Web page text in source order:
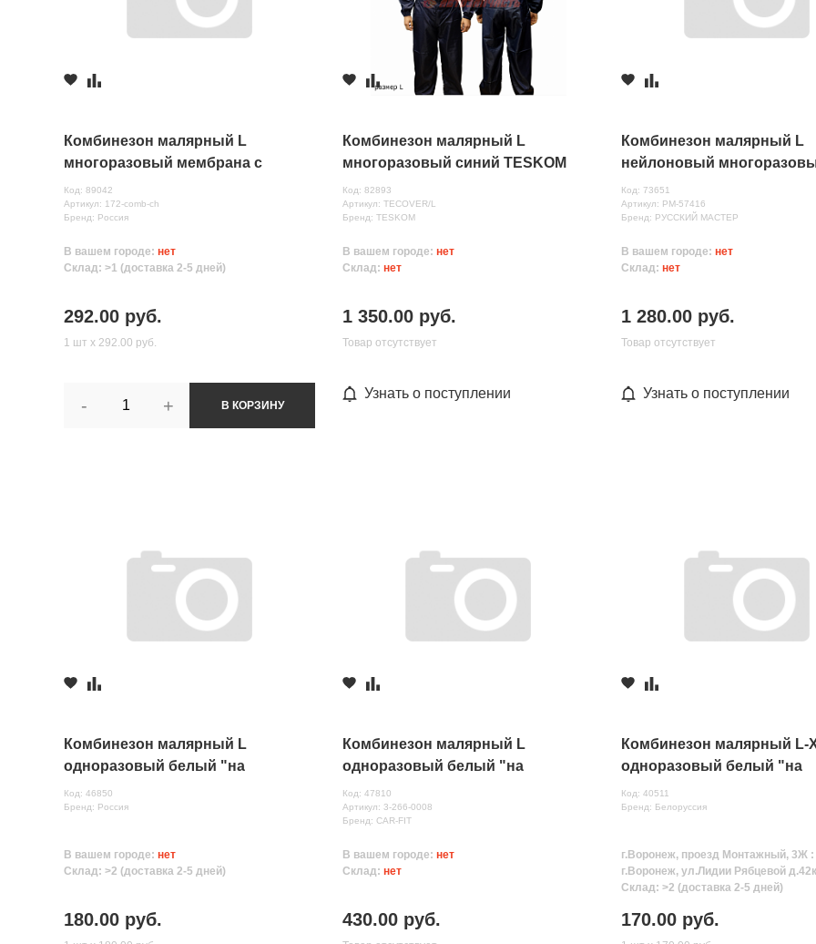
Комбинезон малярный L
многоразовый мембрана с
проклеенными швами
Код: 89042
Артикул: 172-comb-ch
Бренд: Россия
В вашем городе: нет
Склад: >1 (доставка 2-5 дней)
292.00 руб.
1 шт х 292.00 руб.
- + В КОРЗИНУ
Комбинезон малярный L
многоразовый синий TESKOM
Код: 82893
Артикул: TECOVER/L
Бренд: TESKOM
В вашем городе:нет
Склад:нет
1 350.00 руб.
Товар отсутствует
Узнать о поступлении
Комбинезон малярный L
нейлоновый
синий РУССКИЙ МАСТЕР
Код: 73651
Артикул: РМ-57416
Бренд: РУССКИЙ МАСТЕР
В вашем городе:нет
Склад:нет
1 280.00 руб.
Товар отсутствует
Узнать о поступлении
Комбинезон малярный L
одноразовый белый "на
резинках" (Россия)
Код: 46850
Бренд: Россия
В вашем городе: нет
Склад: >2 (доставка 2-5 дней)
180.00 руб.
Комбинезон малярный L
одноразовый белый "на
резинках" CAR-FIT
Код: 47810
Артикул: 3-266-0008
Бренд: CAR-FIT
В вашем городе:нет
Склад:нет
430.00 руб.
Комбинезон малярный L-
одноразовый белый "на
резинках" (Белорусия)
Код: 40511
Бренд: Белоруссия
г.Воронеж, проезд Монтажный, 3Ж
г.Воронеж, ул.Лидии Рябцевой
Склад: >2 (доставка 2-5 дней)
170.00 руб.